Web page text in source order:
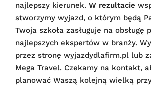
najlepszy kierunek. W rezultacie
stworzymy wyjazd, o którym będą
Twoja szkoła zasługuje na obsługę
najlepszych ekspertów w branży.
przez stronę wyjazdydlafirm.pl lub
Mega Travel. Czekamy na kontakt,
planować Waszą kolejną wielką